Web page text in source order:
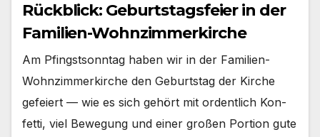
Rückblick: Geburtstagsfeier in der
Familien-Wohnzimmerkirche
Am Pfingst­sonn­tag haben wir in der Familien-
Wohnzimmerkirche den Geburts­tag der Kir­che
gefei­ert — wie es sich gehört mit ordent­lich Kon­
fet­ti, viel Bewe­gung und einer gro­ßen Por­ti­on gute